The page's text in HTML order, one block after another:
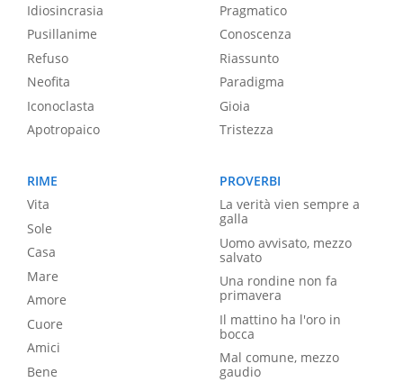
Idiosincrasia
Pusillanime
Refuso
Neofita
Iconoclasta
Apotropaico
Pragmatico
Conoscenza
Riassunto
Paradigma
Gioia
Tristezza
RIME
Vita
Sole
Casa
Mare
Amore
Cuore
Amici
Bene
PROVERBI
La verità vien sempre a
galla
Uomo avvisato, mezzo
salvato
Una rondine non fa
primavera
Il mattino ha l'oro in
bocca
Mal comune, mezzo
gaudio